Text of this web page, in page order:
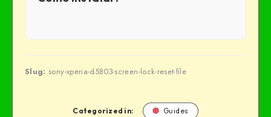
Slug: sony-xperia-d5803-screen-lock-reset-file
Categorized in: Guides